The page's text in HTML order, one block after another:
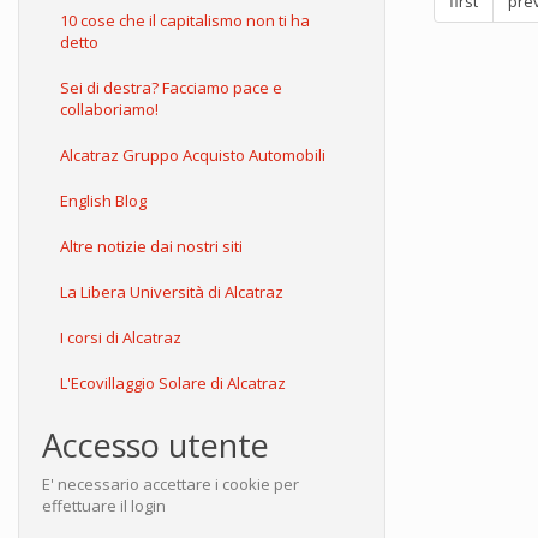
10 cose che il capitalismo non ti ha
detto
Sei di destra? Facciamo pace e
collaboriamo!
Alcatraz Gruppo Acquisto Automobili
English Blog
Altre notizie dai nostri siti
La Libera Università di Alcatraz
I corsi di Alcatraz
L'Ecovillaggio Solare di Alcatraz
Accesso utente
E' necessario accettare i cookie per
effettuare il login